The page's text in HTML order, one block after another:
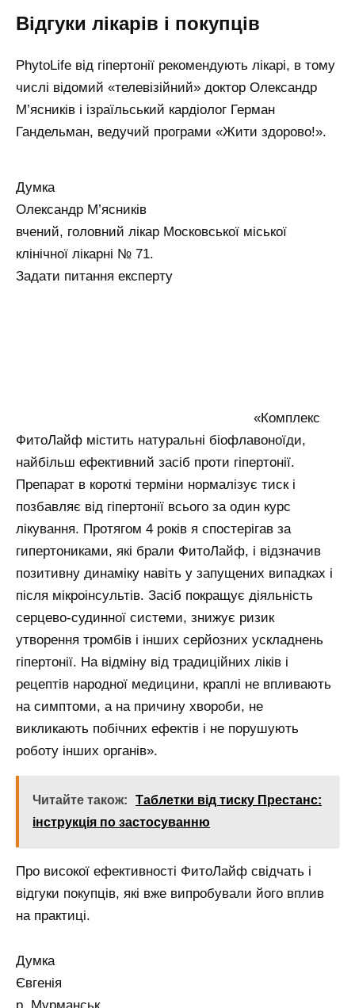
Відгуки лікарів і покупців
PhytoLife від гіпертонії рекомендують лікарі, в тому
числі відомий «телевізійний» доктор Олександр
М’ясників і ізраїльський кардіолог Герман
Гандельман, ведучий програми «Жити здорово!».
Думка
Олександр М’ясників
вчений, головний лікар Московської міської
клінічної лікарні № 71.
Задати питання експерту
«Комплекс
ФитоЛайф містить натуральні біофлавоноїди,
найбільш ефективний засіб проти гіпертонії.
Препарат в короткі терміни нормалізує тиск і
позбавляє від гіпертонії всього за один курс
лікування. Протягом 4 років я спостерігав за
гипертониками, які брали ФитоЛайф, і відзначив
позитивну динаміку навіть у запущених випадках і
після мікроінсультів. Засіб покращує діяльність
серцево-судинної системи, знижує ризик
утворення тромбів і інших серйозних ускладнень
гіпертонії. На відміну від традиційних ліків і
рецептів народної медицини, краплі не впливають
на симптоми, а на причину хвороби, не
викликають побічних ефектів і не порушують
роботу інших органів».
Читайте також:
Таблетки від тиску Престанс:
інструкція по застосуванню
Про високої ефективності ФитоЛайф свідчать і
відгуки покупців, які вже випробували його вплив
на практиці.
Думка
Євгенія